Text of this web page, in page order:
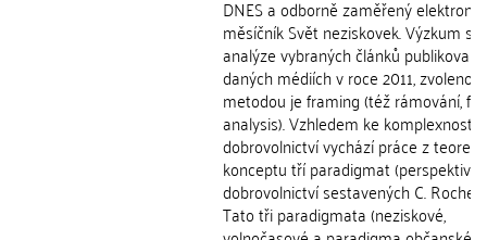
DNES a odborně zaměřený
měsíčník Svět neziskovek. Výzkum
analýze vybraných článků
daných médiích v roce 2011, zvolenou
metodou je framing (též rámování,
analysis). Vzhledem ke komplexnosti
dobrovolnictví vychází práce z
konceptu tří paradigmat (perspektiv)
dobrovolnictví sestavených C.
Tato tři paradigmata (neziskové,